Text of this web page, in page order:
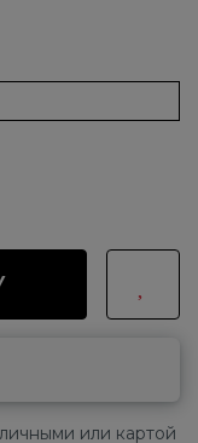
или картой